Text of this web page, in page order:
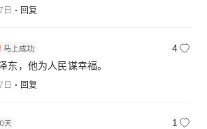
日 回复
4
东，他为人民谋幸福。
日 回复
1